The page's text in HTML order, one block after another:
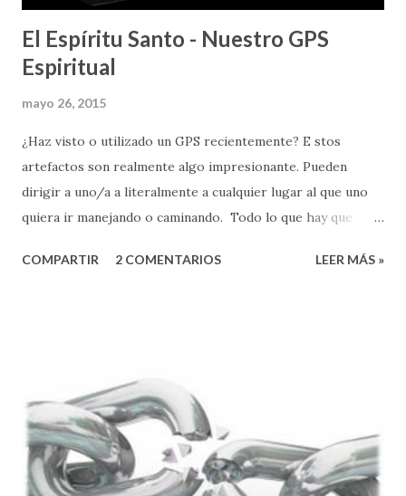
El Espíritu Santo - Nuestro GPS
Espiritual
mayo 26, 2015
¿Haz visto o utilizado un GPS recientemente? E stos
artefactos son realmente algo impresionante. Pueden
dirigir a uno/a a literalmente a cualquier lugar al que uno
quiera ir manejando o caminando. Todo lo que hay que
y el GPS, basado en la información de carreteras que tienen
impresionante es que si uno, por cualquier razón, se pasa
una de las instrucciones, el sistema de procesamiento del
GPS tiene la capacidad de recalcular una ruta alterna que
nos permite aun llegar a nuestro destino de manera
COMPARTIR 2 COMENTARIOS LEER MÁS »